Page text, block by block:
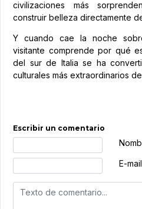
civilizaciones más
construir belleza directamente
Y cuando cae la noche
visitante comprende por qué
del sur de Italia se ha
culturales más extraordinarios
Escribir un comentario
E-